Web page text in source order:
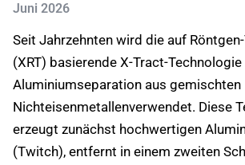
Juni 2026
Seit Jahrzehnten wird die auf
(XRT) basierende X-Tract-Technologie
Aluminiumseparation aus gemischten
Nichteisenmetallenverwendet. Diese
erzeugt zunächst hochwertigen
(Twitch), entfernt in einem zweiten